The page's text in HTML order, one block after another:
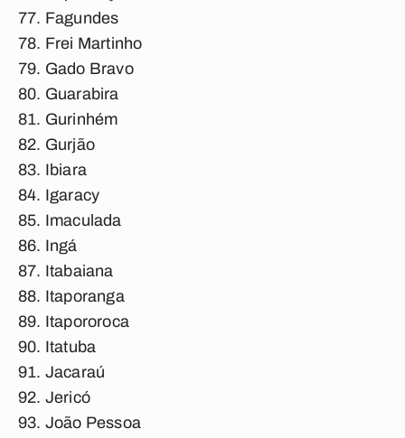
Fagundes
Frei Martinho
Gado Bravo
Guarabira
Gurinhém
Gurjão
Ibiara
Igaracy
Imaculada
Ingá
Itabaiana
Itaporanga
Itapororoca
Itatuba
Jacaraú
Jericó
João Pessoa